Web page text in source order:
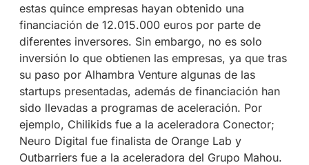
estas quince empresas hayan obtenido una
financiación de 12.015.000 euros por parte de
diferentes inversores. Sin embargo, no es solo
inversión lo que obtienen las empresas, ya que tras
su paso por Alhambra Venture algunas de las
startups presentadas, además de financiación han
sido llevadas a programas de aceleración. Por
ejemplo, Chilikids fue a la aceleradora Conector;
Neuro Digital fue finalista de Orange Lab y
Outbarriers fue a la aceleradora del Grupo Mahou.